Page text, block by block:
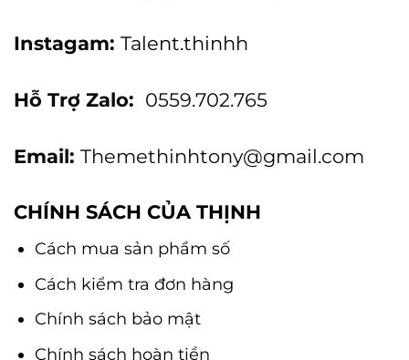
Instagam: Talent.thinhh
Hỗ Trợ Zalo: 0559.702.765
Email: Themethinhtony@gmail.com
CHÍNH SÁCH CỦA THỊNH
Cách mua sản phẩm số
Cách kiểm tra đơn hàng
Chính sách bảo mật
Chính sách hoàn tiền